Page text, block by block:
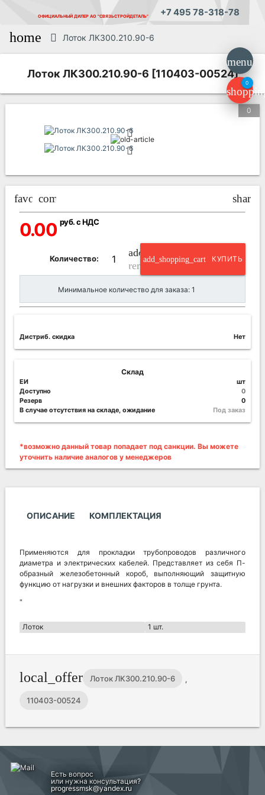
ОФИЦИАЛЬНЫЙ ДИЛЕР АО "СВЯЗЬСТРОЙДЕТАЛЬ" +7 495 78-318-78
menu
0
home Лоток ЛК300.210.90-6
Лоток ЛК300.210.90-6 [110403-00524]
0
favorite_border
compare_arrows share
0.00 руб. с НДС
Количество:
add_circle_outline
remove_circle_outline
add_shopping_cart КУПИТЬ
Минимальное количество для заказа: 1
Дистриб. скидка Нет
Склад
ЕИ
шт
Доступно
0
Резерв
0
В случае отсутствия на складе, ожидание
Под заказ
*возможно данный товар попадает под санкции. Вы можете
уточнить наличие аналогов у менеджеров
ОПИСАНИЕ КОМПЛЕКТАЦИЯ
Применяются для прокладки трубопроводов различного
диаметра и электрических кабелей. Представляет из себя П-
образный железобетонный короб, выполняющий защитную
функцию от нагрузки и внешних факторов в толще грунта.
"
Лоток 1 шт.
local_offer Лоток ЛК300.210.90-6 ,
110403-00524
Есть вопрос
или нужна консультация?
progressmsk@yandex.ru